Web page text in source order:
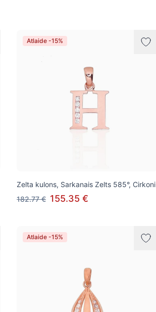
Atlaide -15%
Zelta kulons, Sarkanais Zelts 585°, Cirkoni
182.77 € 155.35 €
Atlaide -15%